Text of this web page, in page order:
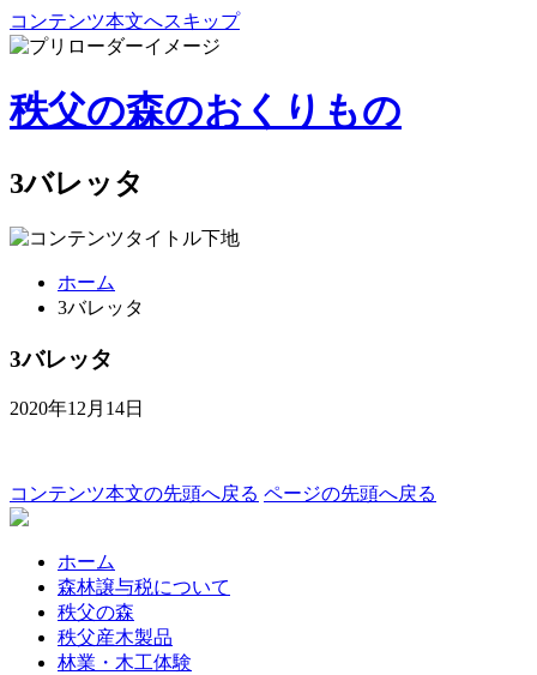
コンテンツ本文へスキップ
秩父の森のおくりもの
3バレッタ
ホーム
3バレッタ
3バレッタ
2020年12月14日
コンテンツ本文の先頭へ戻る ページの先頭へ戻る
ホーム
森林譲与税について
秩父の森
秩父産木製品
林業・木工体験